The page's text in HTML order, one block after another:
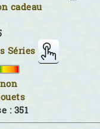
cadeau
Séries
: 351